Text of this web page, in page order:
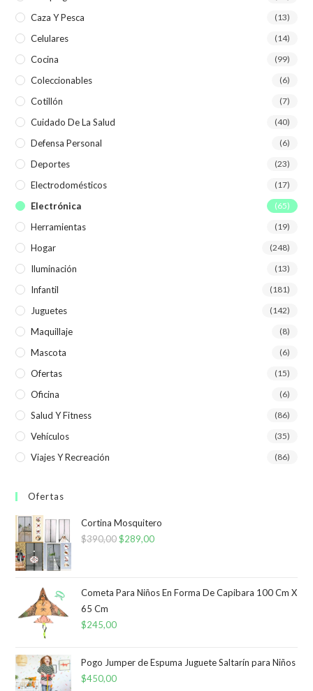
Caza Y Pesca (13)
Celulares (14)
Cocina (99)
Coleccionables (6)
Cotillón (7)
Cuidado De La Salud (40)
Defensa Personal (6)
Deportes (23)
Electrodomésticos (17)
Electrónica (65)
Herramientas (19)
Hogar (248)
Iluminación (13)
Infantil (181)
Juguetes (142)
Maquillaje (8)
Mascota (6)
Ofertas (15)
Oficina (6)
Salud Y Fitness (86)
Vehículos (35)
Viajes Y Recreación (86)
Ofertas
Cortina Mosquitero
$390,00El
era:
$289,00El
es:
Cometa Para Niños En Forma De Capibara 100 Cm X
65 Cm
$245,00
Pogo Jumper de Espuma Juguete Saltarín para Niños
$450,00